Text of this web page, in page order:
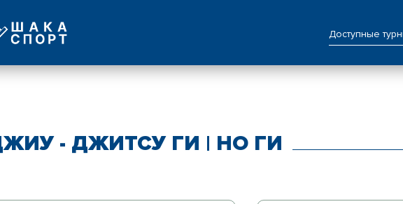
Доступные
- ДЖИТСУ ГИ | НО ГИ